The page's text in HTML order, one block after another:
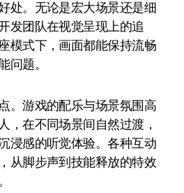
处。无论是宏大场景还是细
发团队在视觉呈现上的追
模式下，画面都能保持流畅
问题。
。游戏的配乐与场景氛围高
，在不同场景间自然过渡，
浸感的听觉体验。各种互动
从脚步声到技能释放的特效